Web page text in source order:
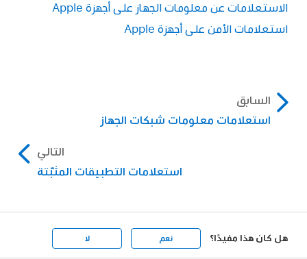
الاستعلامات عن معلومات الجهاز على أجهزة Apple
استعلامات الأمن على أجهزة Apple
السابق
استعلامات معلومات شبكات الجهاز
التالي
استعلامات التطبيقات المثبّتة
هل كان هذا مفيدًا؟ نعم لا